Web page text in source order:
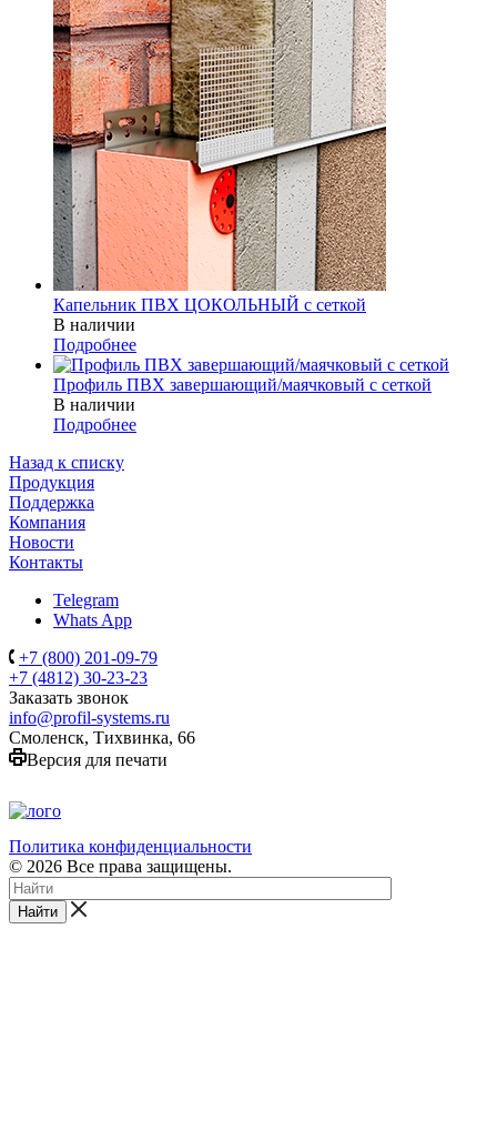
Капельник ПВХ ЦОКОЛЬНЫЙ с сеткой
В наличии
Подробнее
Профиль ПВХ завершающий/маячковый с сеткой
В наличии
Подробнее
Назад к списку
Продукция
Поддержка
Компания
Новости
Контакты
Telegram
Whats App
+7 (800) 201-09-79
+7 (4812) 30-23-23
Заказать звонок
info@profil-systems.ru
Смоленск, Тихвинка, 66
Версия для печати
Политика конфиденциальности
© 2026 Все права защищены.
Найти